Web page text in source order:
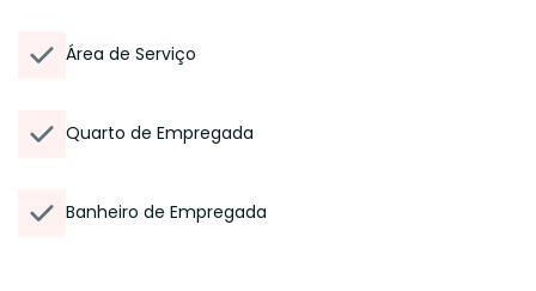
Área de Serviço
Quarto de Empregada
Banheiro de Empregada